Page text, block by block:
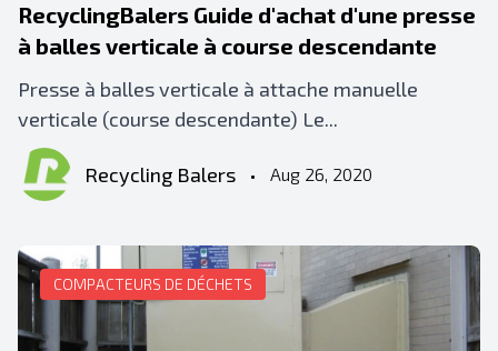
RecyclingBalers Guide d'achat d'une presse
à balles verticale à course descendante
Presse à balles verticale à attache manuelle
verticale (course descendante) Le...
Recycling Balers • Aug 26, 2020
COMPACTEURS DE DÉCHETS